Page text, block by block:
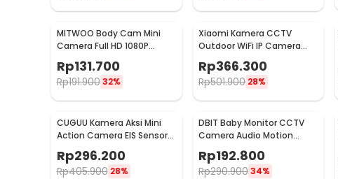
MITWOO Body Cam Mini
Camera Full HD 1080P
Rotating Lens 400mAh -
D3
Rp131.700
Rp191.900 32%
Xiaomi Kamera CCTV
Outdoor WiFi IP Camera
Night Vision IP65 2MP 1080P
- AW200
Rp366.300
Rp501.900 28%
CUGUU Kamera Aksi Mini
Action Camera EIS Sensor
HD 1080P WiFi 500mAh -
C3PRO
Rp296.200
Rp405.900 28%
DBIT Baby Monitor CCTV
Camera Audio Motion
Sensor WiFi 1080P 2MP -
SPT-IDC-99
Rp192.800
Rp290.90034%